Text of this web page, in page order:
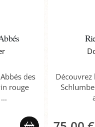
des
rouge
Découvrez